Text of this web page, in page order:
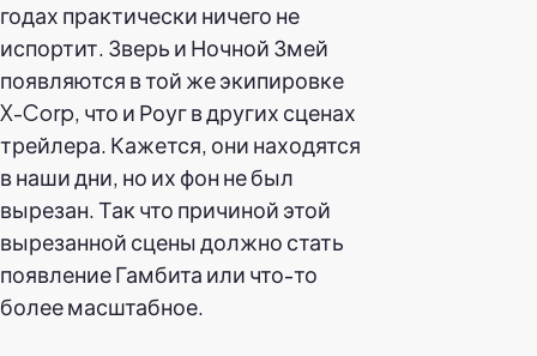
годах практически ничего не
испортит. Зверь и Ночной Змей
появляются в той же экипировке
X-Corp, что и Роуг в других сценах
трейлера. Кажется, они находятся
в наши дни, но их фон не был
вырезан. Так что причиной этой
вырезанной сцены должно стать
появление Гамбита или что-то
более масштабное.